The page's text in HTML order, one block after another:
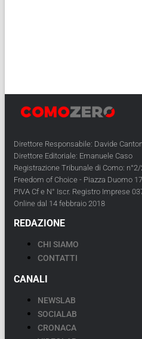
Direttore Responsabile: Davide
Direttore Editoriale: Emanuele Caso
Registrazione Tribunale di Como:
Freedom of Choice - Piazza Duomo
PIVA Cf e N° Iscr. Registro Imprese
Online dal 14 febbraio 2018
REDAZIONE
CHI SIAMO
CONTATTI
CANALI
NEWSLAB
SOCIALAB
CRONACA